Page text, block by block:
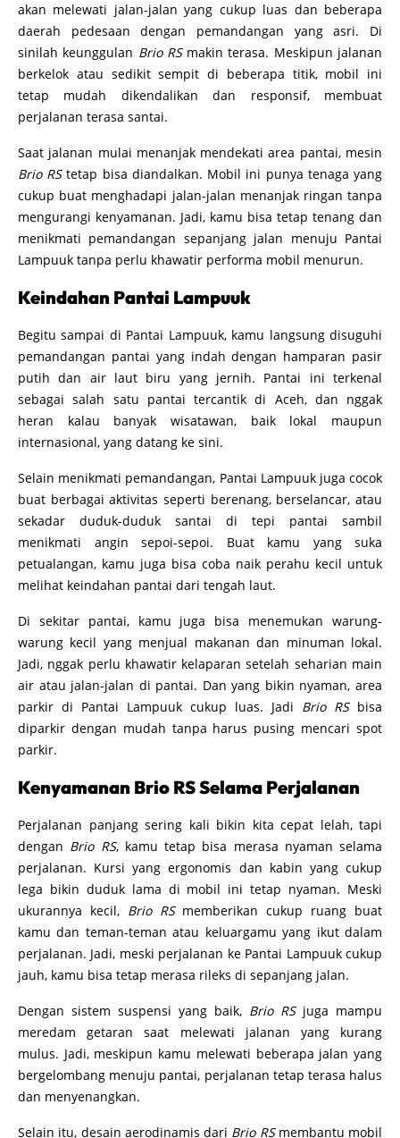
akan melewati jalan-jalan yang cukup luas dan beberapa
daerah pedesaan dengan pemandangan yang asri. Di
sinilah keunggulan Brio RSmakin terasa. Meskipun jalanan
berkelok atau sedikit sempit di beberapa titik, mobil ini
tetap mudah dikendalikan dan responsif, membuat
perjalanan terasa santai.
Saat jalanan mulai menanjak mendekati area pantai, mesin
Brio RStetap bisa diandalkan. Mobil ini punya tenaga yang
cukup buat menghadapi jalan-jalan menanjak ringan tanpa
mengurangi kenyamanan. Jadi, kamu bisa tetap tenang dan
menikmati pemandangan sepanjang jalan menuju Pantai
Lampuuk tanpa perlu khawatir performa mobil menurun.
Keindahan Pantai Lampuuk
Begitu sampai di Pantai Lampuuk, kamu langsung disuguhi
pemandangan pantai yang indah dengan hamparan pasir
putih dan air laut biru yang jernih. Pantai ini terkenal
sebagai salah satu pantai tercantik di Aceh, dan nggak
heran kalau banyak wisatawan, baik lokal maupun
internasional, yang datang ke sini.
Selain menikmati pemandangan, Pantai Lampuuk juga cocok
buat berbagai aktivitas seperti berenang, berselancar, atau
sekadar duduk-duduk santai di tepi pantai sambil
menikmati angin sepoi-sepoi. Buat kamu yang suka
petualangan, kamu juga bisa coba naik perahu kecil untuk
melihat keindahan pantai dari tengah laut.
Di sekitar pantai, kamu juga bisa menemukan warung-
warung kecil yang menjual makanan dan minuman lokal.
Jadi, nggak perlu khawatir kelaparan setelah seharian main
air atau jalan-jalan di pantai. Dan yang bikin nyaman, area
parkir di Pantai Lampuuk cukup luas. Jadi Brio RSbisa
diparkir dengan mudah tanpa harus pusing mencari spot
parkir.
Kenyamanan Brio RS Selama Perjalanan
Perjalanan panjang sering kali bikin kita cepat lelah, tapi
dengan Brio RS, kamu tetap bisa merasa nyaman selama
perjalanan. Kursi yang ergonomis dan kabin yang cukup
lega bikin duduk lama di mobil ini tetap nyaman. Meski
ukurannya kecil, Brio RSmemberikan cukup ruang buat
kamu dan teman-teman atau keluargamu yang ikut dalam
perjalanan. Jadi, meski perjalanan ke Pantai Lampuuk cukup
jauh, kamu bisa tetap merasa rileks di sepanjang jalan.
Dengan sistem suspensi yang baik, Brio RSjuga mampu
meredam getaran saat melewati jalanan yang kurang
mulus. Jadi, meskipun kamu melewati beberapa jalan yang
bergelombang menuju pantai, perjalanan tetap terasa halus
dan menyenangkan.
Selain itu, desain aerodinamis dari Brio RSmembantu mobil